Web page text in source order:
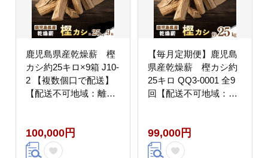
鹿児島県産乾燥薪 樫
カシ約25キロ×9箱 J10-
2 【複数個口で配送】
【配送不可地域：離
100,000円
【毎月定期便】鹿児島
県産乾燥薪 樫カシ約
25キロ QQ3-0001 全9
回【配送不可地域：離
99,000円